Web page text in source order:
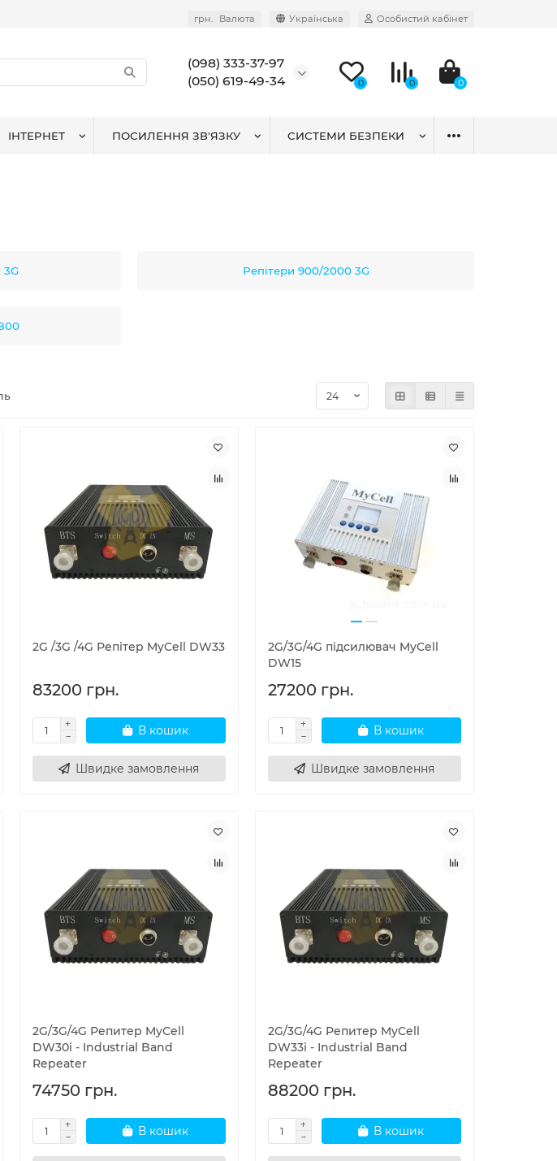
грн. Валюта Українська Особистий кабінет
(098) 333-37-97
(050) 619-49-34
0 0 0
ІНТЕРНЕТ ПОСИЛЕННЯ ЗВ'ЯЗКУ СИСТЕМИ БЕЗПЕКИ
3G Репітери 900/2000 3G
2G /3G /4G Репітер MyCell DW33
83200 грн.
В кошик
Швидке замовлення
2G/3G/4G підсилювач MyCell
DW15
27200 грн.
В кошик
Швидке замовлення
2G/3G/4G Репитер MyCell
DW30i - Industrial Band
Repeater
74750 грн.
В кошик
2G/3G/4G Репитер MyCell
DW33i - Industrial Band
Repeater
88200 грн.
В кошик